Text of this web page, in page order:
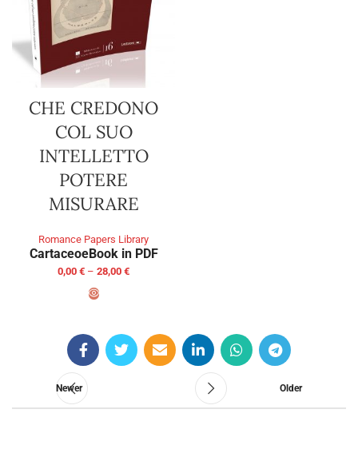
CHE CREDONO
COL SUO
INTELLETTO
POTERE
MISURARE
Romance Papers Library
CartaceoeBook in PDF
0,00 € – 28,00 €
Newer Older